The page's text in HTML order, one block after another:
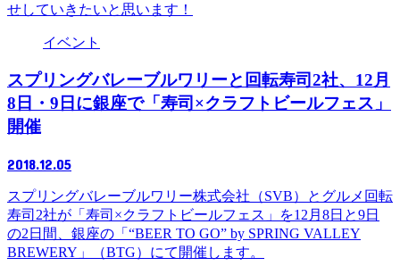
せしていきたいと思います！
イベント
スプリングバレーブルワリーと回転寿司2社、12月
8日・9日に銀座で「寿司×クラフトビールフェス」
開催
2018.12.05
スプリングバレーブルワリー株式会社（SVB）とグルメ回転
寿司2社が「寿司×クラフトビールフェス」を12月8日と9日
の2日間、銀座の「“BEER TO GO” by SPRING VALLEY
BREWERY」（BTG）にて開催します。